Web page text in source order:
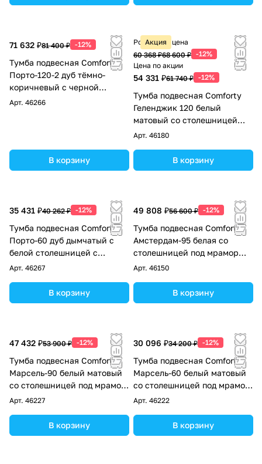
71 632 ₽81 400 ₽ -12%
Тумба подвесная Comforty
Порто-120-2 дуб тёмно-
коричневый с черной
столешницей с раковинами
Арт. 46266
В корзину
Акция
Розничная цена
60 368 ₽68 600 ₽ -12%
Цена по акции
54 331 ₽61 740 ₽ -12%
Тумба подвесная Comforty
Геленджик 120 белый
матовый со столешницей
мрамор Калакатта Блэк c
Арт. 46180
В корзину
35 431 ₽40 262 ₽ -12%
Тумба подвесная Comforty
Порто-60 дуб дымчатый с
белой столешницей c
раковиной Comforty 9055RA-
Арт. 46267
В корзину
49 808 ₽56 600 ₽ -12%
Тумба подвесная Comforty
Амстердам-95 белая со
столешницей под мрамор
Калакатта Блэк с раковиной
Арт. 46150
В корзину
47 432 ₽53 900 ₽ -12%
Тумба подвесная Comforty
Марсель-90 белый матовый
со столешницей под мрамор
Калакатта Блэк c раковиной
Арт. 46227
В корзину
30 096 ₽34 200 ₽ -12%
Тумба подвесная Comforty
Марсель-60 белый матовый
со столешницей под мрамор
Калакатта Блэк c раковиной
Арт. 46222
В корзину